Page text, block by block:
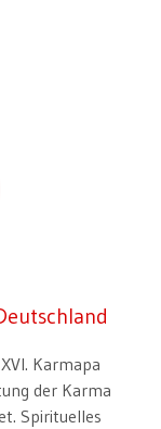
Karmapa
der Karma
Spirituelles